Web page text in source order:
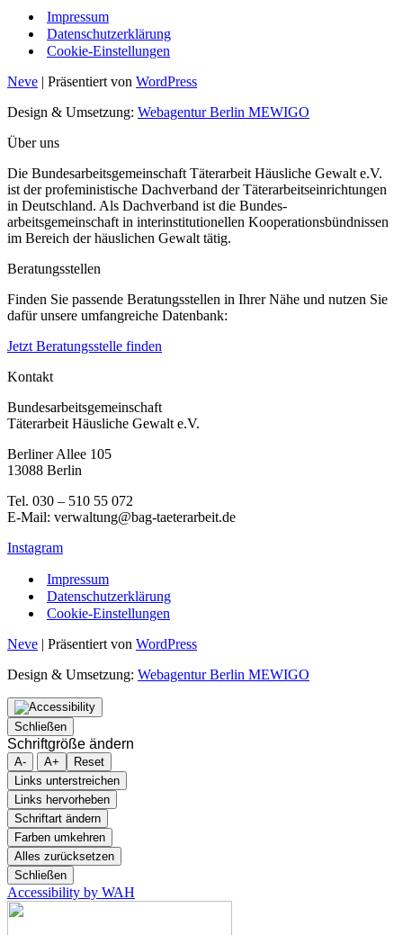
Impressum
Datenschutzerklärung
Cookie-Einstellungen
Neve | Präsentiert von WordPress
Design & Umsetzung: Webagentur Berlin MEWIGO
Über uns
Die Bundesarbeitsgemeinschaft Täterarbeit Häusliche Gewalt e.V.
ist der profeministische Dachverband der Täterarbeitseinrichtungen
in Deutschland. Als Dachverband ist die Bundes-
arbeitsgemeinschaft in interinstitutionellen Kooperationsbündnissen
im Bereich der häuslichen Gewalt tätig.
Beratungsstellen
Finden Sie passende Beratungsstellen in Ihrer Nähe und nutzen Sie
dafür unsere umfangreiche Datenbank:
Jetzt Beratungsstelle finden
Kontakt
Bundesarbeitsgemeinschaft
Täterarbeit Häusliche Gewalt e.V.
Berliner Allee 105
13088 Berlin
Tel. 030 – 510 55 072
E-Mail: verwaltung@bag-taeterarbeit.de
Instagram
Impressum
Datenschutzerklärung
Cookie-Einstellungen
Neve | Präsentiert von WordPress
Design & Umsetzung: Webagentur Berlin MEWIGO
Schließen
Schriftgröße ändern
A- A+
Reset
Links unterstreichen
Links hervorheben
Schriftart ändern
Farben umkehren
Alles zurücksetzen
Schließen
Accessibility by WAH